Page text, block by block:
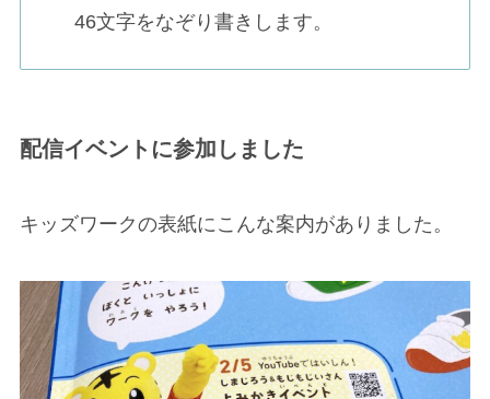
46文字をなぞり書きします。
配信イベントに参加しました
キッズワークの表紙にこんな案内がありました。